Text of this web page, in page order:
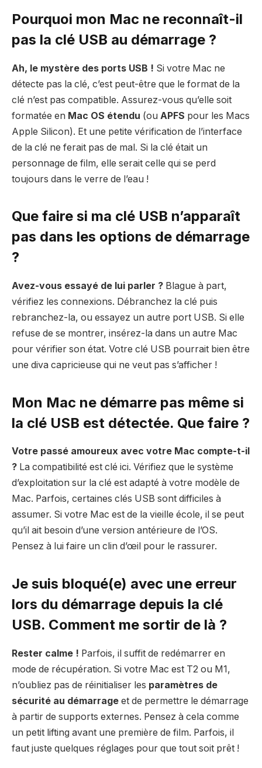
Pourquoi mon Mac ne reconnaît-il
pas la clé USB au démarrage ?
Ah, le mystère des ports USB ! Si votre Mac ne
détecte pas la clé, c’est peut-être que le format de la
clé n’est pas compatible. Assurez-vous qu’elle soit
formatée en Mac OS étendu (ou APFS pour les Macs
Apple Silicon). Et une petite vérification de l’interface
de la clé ne ferait pas de mal. Si la clé était un
personnage de film, elle serait celle qui se perd
toujours dans le verre de l’eau !
Que faire si ma clé USB n’apparaît
pas dans les options de démarrage
?
Avez-vous essayé de lui parler ? Blague à part,
vérifiez les connexions. Débranchez la clé puis
rebranchez-la, ou essayez un autre port USB. Si elle
refuse de se montrer, insérez-la dans un autre Mac
pour vérifier son état. Votre clé USB pourrait bien être
une diva capricieuse qui ne veut pas s’afficher !
Mon Mac ne démarre pas même si
la clé USB est détectée. Que faire ?
Votre passé amoureux avec votre Mac compte-t-il
? La compatibilité est clé ici. Vérifiez que le système
d’exploitation sur la clé est adapté à votre modèle de
Mac. Parfois, certaines clés USB sont difficiles à
assumer. Si votre Mac est de la vieille école, il se peut
qu’il ait besoin d’une version antérieure de l’OS.
Pensez à lui faire un clin d’œil pour le rassurer.
Je suis bloqué(e) avec une erreur
lors du démarrage depuis la clé
USB. Comment me sortir de là ?
Rester calme ! Parfois, il suffit de redémarrer en
mode de récupération. Si votre Mac est T2 ou M1,
n’oubliez pas de réinitialiser les paramètres de
sécurité au démarrage et de permettre le démarrage
à partir de supports externes. Pensez à cela comme
un petit lifting avant une première de film. Parfois, il
faut juste quelques réglages pour que tout soit prêt !